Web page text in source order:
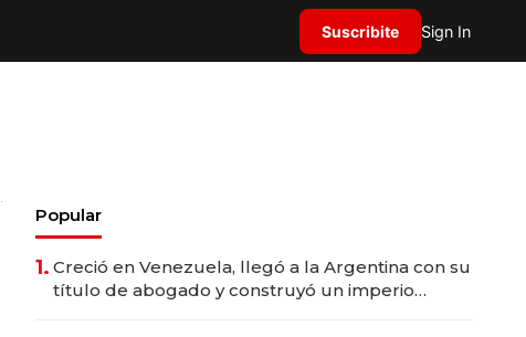
Suscribite Sign In
Popular
1. Creció en Venezuela, llegó a la Argentina con su
título de abogado y construyó un imperio